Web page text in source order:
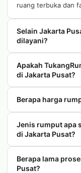
ruang terbuka dan
Selain Jakarta
dilayani?
Apakah
di Jakarta Pusat?
Berapa harga
Jenis rumput apa
di Jakarta Pusat?
Berapa lama
Pusat?